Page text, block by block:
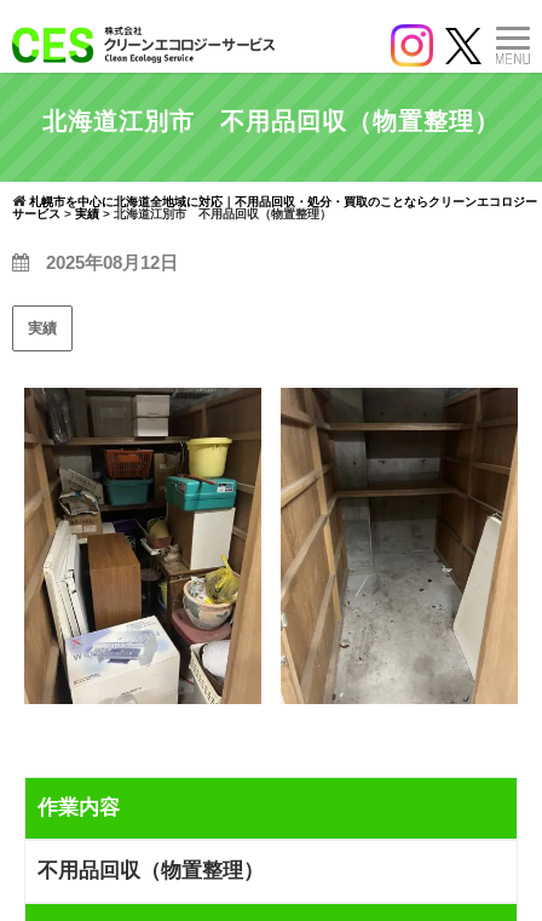
北海道江別市 不用品回収（物置整理）
札幌市を中心に北海道全地域に対応｜不用品回収・処分・買取のことならクリーンエコロジー
サービス > 実績 > 北海道江別市 不用品回収（物置整理）
2025年08月12日
実績
作業内容
不用品回収（物置整理）